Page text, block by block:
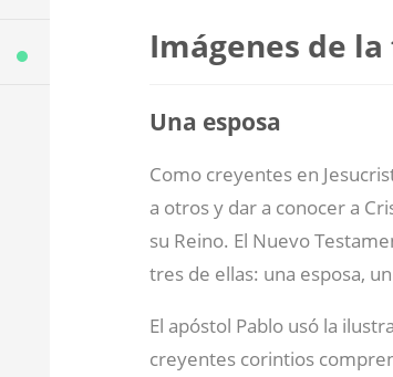
Imágenes de
Una esposa
Como creyentes en
a otros y dar a conocer a
su Reino. El Nuevo
tres de ellas: una esposa,
El apóstol Pablo usó la
creyentes corintios